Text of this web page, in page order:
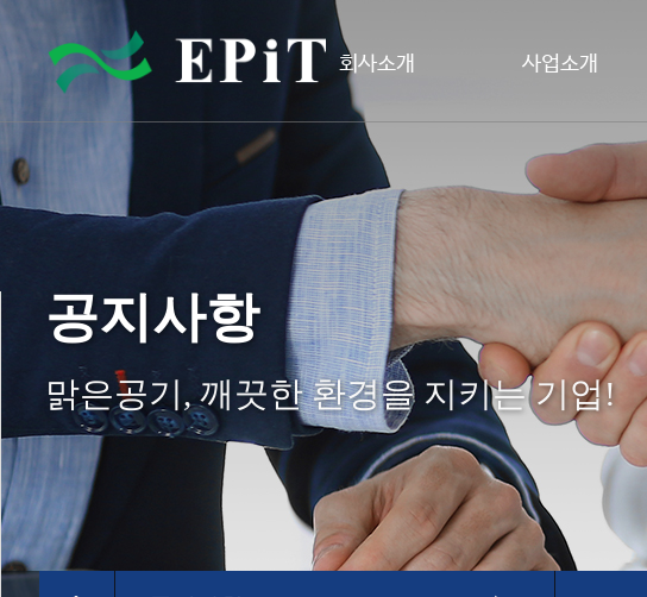
회사소개 사업소개
공지사항
맑은공기, 깨끗한 환경을 지키는 기업!